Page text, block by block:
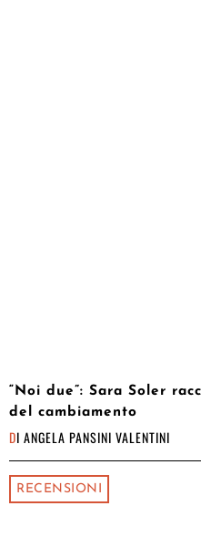
“Noi due”: Sara Soler
del cambiamento
DI ANGELA PANSINI VALENTINI
RECENSIONI